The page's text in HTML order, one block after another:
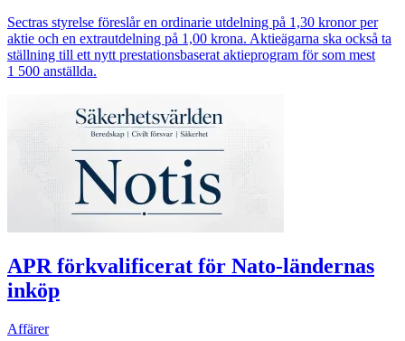
Sectras styrelse föreslår en ordinarie utdelning på 1,30 kronor per
aktie och en extrautdelning på 1,00 krona. Aktieägarna ska också ta
ställning till ett nytt prestationsbaserat aktieprogram för som mest
1 500 anställda.
APR förkvalificerat för Nato-ländernas
inköp
Affärer